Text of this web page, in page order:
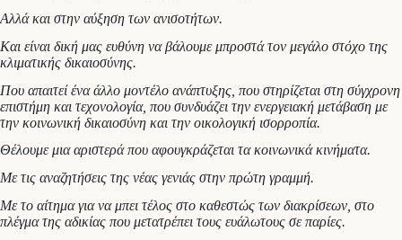
Αλλά και στην αύξηση των ανισοτήτων.
Και είναι δική μας ευθύνη να βάλουμε μπροστά τον μεγάλο στόχο της
κλιματικής δικαιοσύνης.
Που απαιτεί ένα άλλο μοντέλο ανάπτυξης, που στηρίζεται στη σύγχρονη
επιστήμη και τεχονολογία, που συνδυάζει την ενεργειακή μετάβαση με
την κοινωνική δικαιοσύνη και την οικολογική ισορροπία.
Θέλουμε μια αριστερά που αφουγκράζεται τα κοινωνικά κινήματα.
Με τις αναζητήσεις της νέας γενιάς στην πρώτη γραμμή.
Με το αίτημα για να μπει τέλος στο καθεστώς των διακρίσεων, στο
πλέγμα της αδικίας που μετατρέπει τους ευάλωτους σε παρίες.